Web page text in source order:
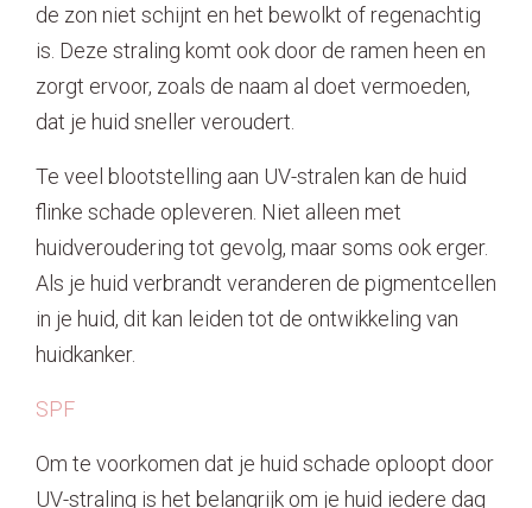
de zon niet schijnt en het bewolkt of regenachtig
is. Deze straling komt ook door de ramen heen en
zorgt ervoor, zoals de naam al doet vermoeden,
dat je huid sneller veroudert.
Te veel blootstelling aan UV-stralen kan de huid
flinke schade opleveren. Niet alleen met
huidveroudering tot gevolg, maar soms ook erger.
Als je huid verbrandt veranderen de pigmentcellen
in je huid, dit kan leiden tot de ontwikkeling van
huidkanker.
SPF
Om te voorkomen dat je huid schade oploopt door
UV-straling is het belangrijk om je huid iedere dag